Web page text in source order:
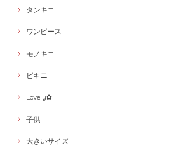
タンキニ
ワンピース
モノキニ
ビキニ
Lovely✿
子供
大きいサイズ